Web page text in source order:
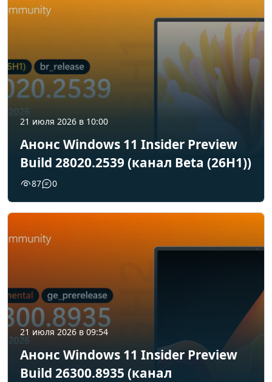
21 июля 2026 в 10:00
Анонс Windows 11 Insider Preview
Build 28020.2539 (канал Beta (26H1))
87 0
21 июля 2026 в 09:54
Анонс Windows 11 Insider Preview
Build 26300.8935 (канал